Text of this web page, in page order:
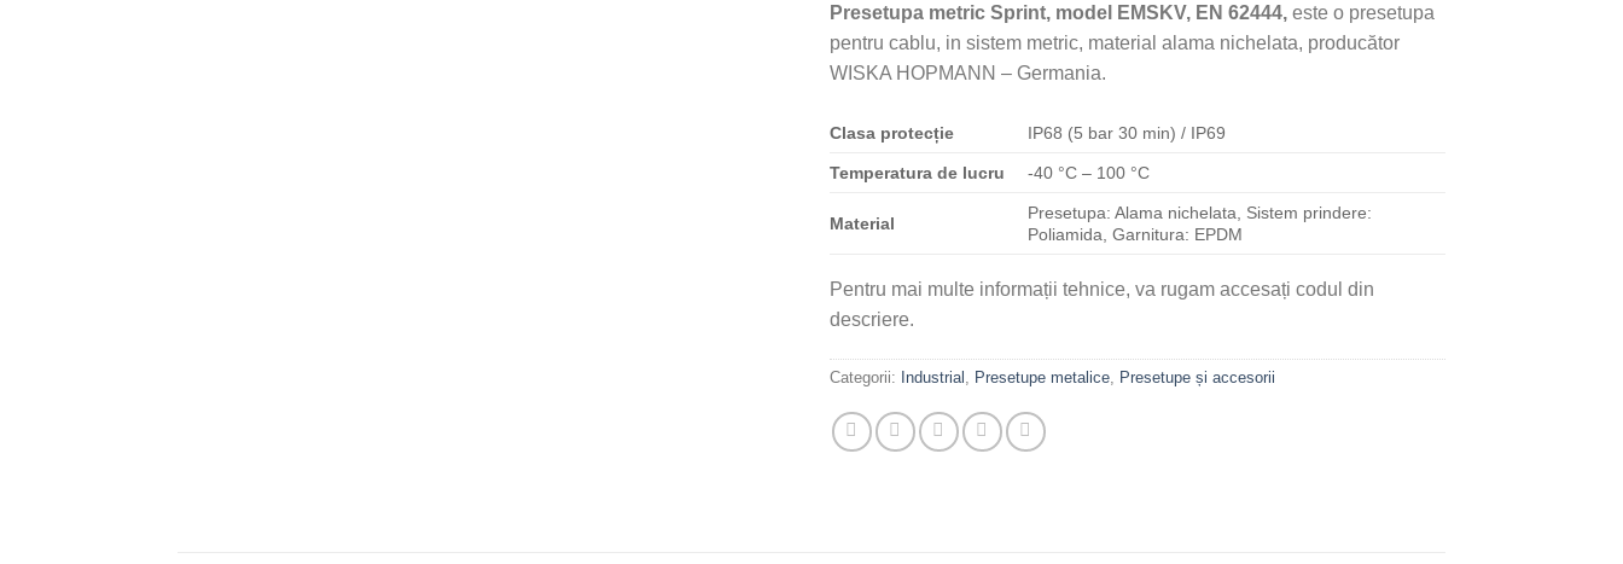
Presetupa metric Sprint, model EMSKV, EN 62444, este o presetupa
pentru cablu, in sistem metric, material alama nichelata, producător
WISKA HOPMANN – Germania.
Clasa protecție IP68 (5 bar 30 min) / IP69
Temperatura de lucru -40 °C – 100 °C
Material
Presetupa: Alama nichelata, Sistem prindere:
Poliamida, Garnitura: EPDM
Pentru mai multe informații tehnice, va rugam accesați codul din
descriere.
Categorii: Industrial , Presetupe metalice, Presetupe și accesorii